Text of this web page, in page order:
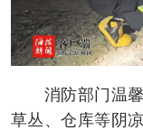
消防部门温馨
草丛、仓库等阴